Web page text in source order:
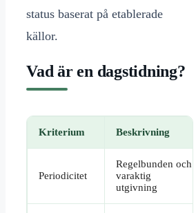
status baserat på etablerade
källor.
Vad är en dagstidning?
Kriterium Beskrivning
Periodicitet
Regelbunden och
varaktig
utgivning